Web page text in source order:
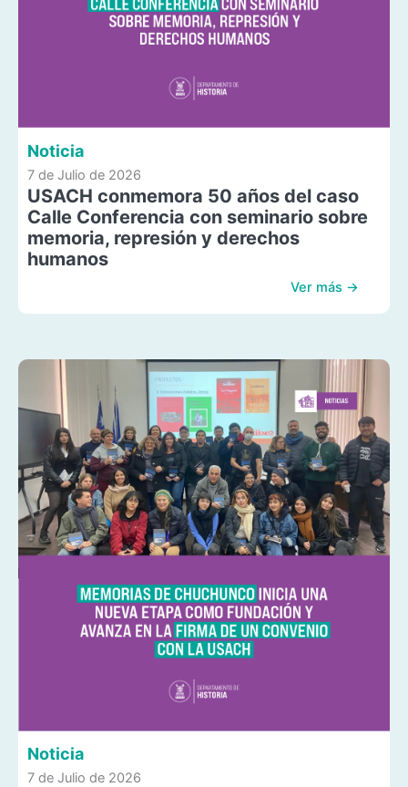
Noticia
7 de Julio de 2026
USACH conmemora 50 años del caso
Calle Conferencia con seminario sobre
memoria, represión y derechos
humanos
Ver más →
Noticia
7 de Julio de 2026